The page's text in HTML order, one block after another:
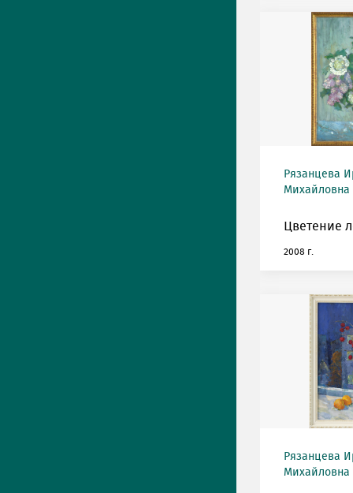
Рязанцева
Михайловна
Цветение
2008 г.
Рязанцева
Михайловна